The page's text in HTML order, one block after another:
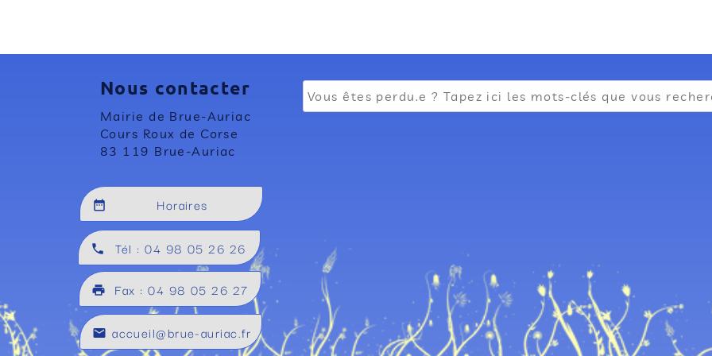
Nous contacter
Mairie de Brue-Auriac
Cours Roux de Corse
83 119 Brue-Auriac
local_phone Tél : 04 98 05 26 26
local_printshop Fax : 04 98 05 26 27
mail accueil@brue-auriac.fr
date_range Horaires